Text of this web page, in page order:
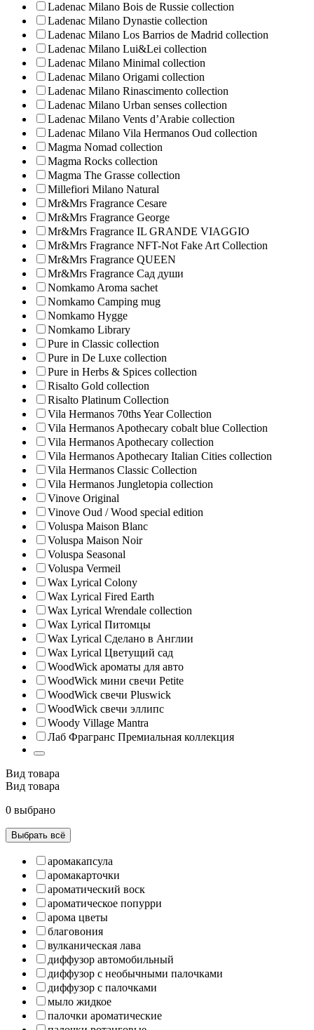
Ladenac Milano Bois de Russie collection
Ladenac Milano Dynastie collection
Ladenac Milano Los Barrios de Madrid collection
Ladenac Milano Lui&Lei collection
Ladenac Milano Minimal collection
Ladenac Milano Origami collection
Ladenac Milano Rinascimento collection
Ladenac Milano Urban senses collection
Ladenac Milano Vents d’Arabie collection
Ladenac Milano Vila Hermanos Oud collection
Magma Nomad collection
Magma Rocks collection
Magma The Grasse collection
Millefiori Milano Natural
Mr&Mrs Fragrance Cesare
Mr&Mrs Fragrance George
Mr&Mrs Fragrance IL GRANDE VIAGGIO
Mr&Mrs Fragrance NFT-Not Fake Art Collection
Mr&Mrs Fragrance QUEEN
Mr&Mrs Fragrance Сад души
Nomkamo Aroma sachet
Nomkamo Camping mug
Nomkamo Hygge
Nomkamo Library
Pure in Classic collection
Pure in De Luxe collection
Pure in Herbs & Spices collection
Risalto Gold collection
Risalto Platinum Collection
Vila Hermanos 70ths Year Collection
Vila Hermanos Apothecary cobalt blue Collection
Vila Hermanos Apothecary collection
Vila Hermanos Apothecary Italian Cities collection
Vila Hermanos Classic Collection
Vila Hermanos Jungletopia collection
Vinove Original
Vinove Oud / Wood special edition
Voluspa Maison Blanc
Voluspa Maison Noir
Voluspa Seasonal
Voluspa Vermeil
Wax Lyrical Colony
Wax Lyrical Fired Earth
Wax Lyrical Wrendale collection
Wax Lyrical Питомцы
Wax Lyrical Сделано в Англии
Wax Lyrical Цветущий сад
WoodWick ароматы для авто
WoodWick мини свечи Petite
WoodWick свечи Pluswick
WoodWick свечи эллипс
Woody Village Mantra
Лаб Фрагранс Премиальная коллекция
Вид товара
Вид товара
0 выбрано
Выбрать всё
аромакапсула
аромакарточки
ароматический воск
ароматическое попурри
арома цветы
благовония
вулканическая лава
диффузор автомобильный
диффузор с необычными палочками
диффузор с палочками
мыло жидкое
палочки ароматические